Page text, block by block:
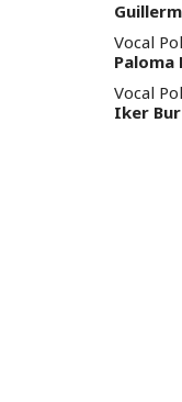
Vocal
Paloma
Vocal
Iker